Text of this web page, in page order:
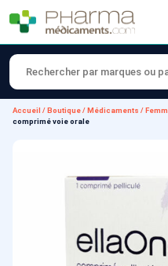
Accueil / Boutique/ Médicaments /
comprimé voie orale